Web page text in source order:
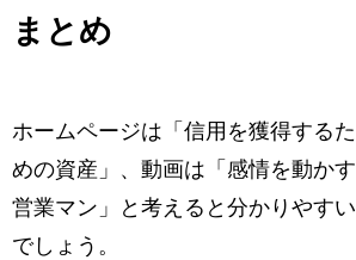
まとめ
ホームページは「信用を獲得するた
めの資産」、動画は「感情を動かす
営業マン」と考えると分かりやすい
でしょう。